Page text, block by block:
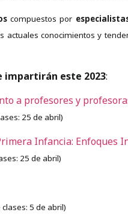
compuestos por
actuales conocimientos y
impartirán este 2023:
a profesores y
25 de abril)
Infancia: Enfoques
25 de abril)
5 de abril)